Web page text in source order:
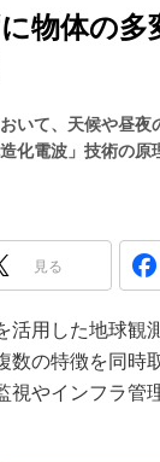
IIFES
TECHNO-
EdgeTech+
日本ものづくり
AUTOMOTIVE
産業オープン
VR／
フ
組み
組み
3D
デジ
物体の
いて、天候や昼
化電波」技術の原
見る
用した地球観
数の特徴を同時
視やインフラ管